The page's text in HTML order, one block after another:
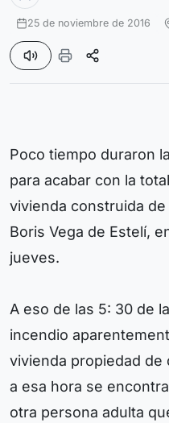
25 de noviembre de 2016
Poco tiempo duraron
para acabar con la
vivienda construida
Boris Vega de Estelí,
jueves.
A eso de las 5: 30 de
incendio
vivienda propiedad de
a esa hora se
otra persona adulta